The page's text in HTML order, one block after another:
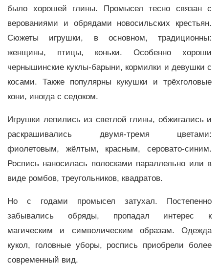
было хорошей глины. Промысел тесно связан с
верованиями и обрядами новосильских крестьян.
Сюжеты игрушки, в основном, традиционны:
женщины, птицы, коньки. Особенно хороши
чернышинские куклы-барыни, кормилки и девушки с
косами. Также популярны кукушки и трёхголовые
кони, иногда с седоком.
Игрушки лепились из светлой глины, обжигались и
раскрашивались двумя-тремя цветами:
фиолетовым, жёлтым, красным, серовато-синим.
Роспись наносилась полосками параллельно или в
виде ромбов, треугольников, квадратов.
Но с годами промысел затухал. Постепенно
забывались обряды, пропадал интерес к
магическим и символическим образам. Одежда
кукол, головные уборы, роспись приобрели более
современный вид.